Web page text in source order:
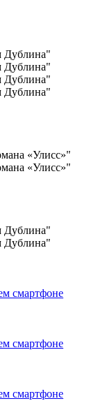
и подробное
Дублина
об
их
досуга.
только
массу
и маршрут
хорошо и для
впервые.
не успела
исторических
чтобы всем
Андрей,
об Темпл Бара!
смартфоне
равно советую
экскурсию
смартфоне
в нужном
такой
смартфоне